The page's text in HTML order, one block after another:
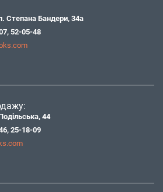
Степана Бандери, 34а
, 52-05-48
44
, 25-18-09